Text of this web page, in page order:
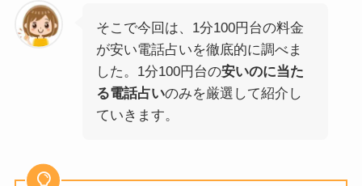
そこで今回は、1分100円台の料金
が安い電話占いを徹底的に調べま
した。1分100円台の安いのに当た
る電話占いのみを厳選して紹介し
ていきます。